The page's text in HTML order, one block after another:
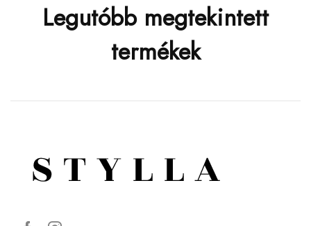
Legutóbb megtekintett
termékek